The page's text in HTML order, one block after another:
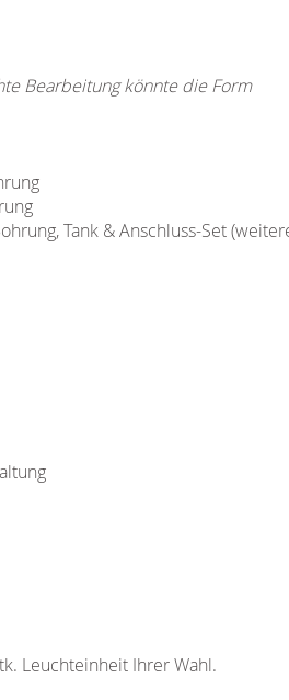
Bearbeitung könnte die Form
Tank & Anschluss-Set
Leuchteinheit Ihrer Wahl.